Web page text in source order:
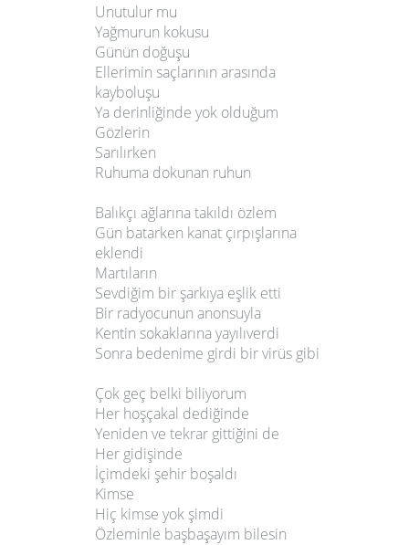
Unutulur mu
Yağmurun kokusu
Günün doğuşu
Ellerimin saçlarının arasında
kayboluşu
Ya derinliğinde yok olduğum
Gözlerin
Sarılırken
Ruhuma dokunan ruhun
Balıkçı ağlarına takıldı özlem
Gün batarken kanat çırpışlarına
eklendi
Martıların
Sevdiğim bir şarkıya eşlik etti
Bir radyocunun anonsuyla
Kentin sokaklarına yayılıverdi
Sonra bedenime girdi bir virüs gibi
Çok geç belki biliyorum
Her hoşçakal dediğinde
Yeniden ve tekrar gittiğini de
Her gidişinde
İçimdeki şehir boşaldı
Kimse
Hiç kimse yok şimdi
Özleminle başbaşayım bilesin